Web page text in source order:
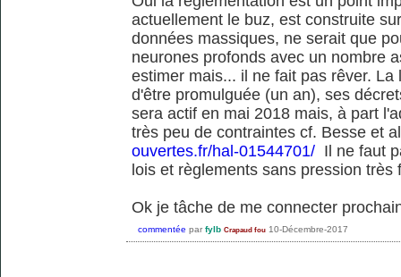
actuellement le buz, est construite
données massiques, ne serait que
neurones profonds avec un nombre
estimer mais... il ne fait pas rêver.
d'être promulguée (un an), ses
sera actif en mai 2018 mais, à part
très peu de contraintes cf. Besse et
ouvertes.fr/hal-01544701/ Il ne faut
lois et règlements sans pression
Ok je tâche de me connecter
commentée par fylb Crapaud fou 10-Décembre-2017